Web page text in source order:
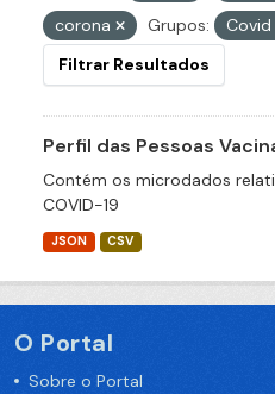
corona
Grupos:
Covid
Filtrar Resultados
Perfil das Pessoas
Contém os microdados
COVID-19
JSON CSV
O Portal
Sobre o Portal